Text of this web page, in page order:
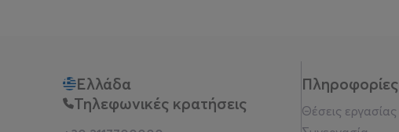
Ελλάδα
Τηλεφωνικές κρατήσεις
Πληροφορίες
Θέσεις εργασίας